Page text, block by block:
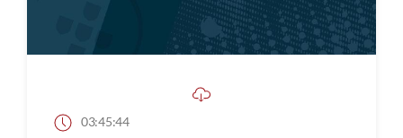
03:45:44